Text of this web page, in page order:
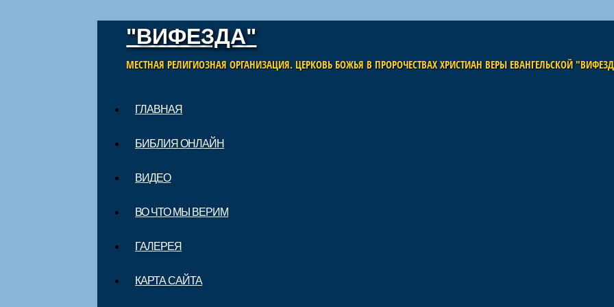
"ВИФЕЗДА"
МЕСТНАЯ РЕЛИГИОЗНАЯ ОРГАНИЗАЦИЯ. ЦЕРКОВЬ БОЖЬЯ В ПРОРОЧЕСТВАХ ХРИСТИАН ВЕРЫ ЕВАНГЕЛЬСКОЙ
Main menu
ГЛАВНАЯ
БИБЛИЯ ОНЛАЙН
ВИДЕО
ВО ЧТО МЫ ВЕРИМ
ГАЛЕРЕЯ
КАРТА САЙТА